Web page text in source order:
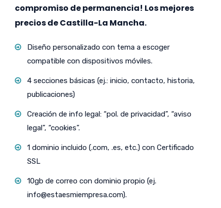
compromiso de permanencia! Los mejores
precios de Castilla-La Mancha.
Diseño personalizado con tema a escoger
compatible con dispositivos móviles.
4 secciones básicas (ej.: inicio, contacto, historia,
publicaciones)
Creación de info legal: “pol. de privacidad”, “aviso
legal”, “cookies”.
1 dominio incluido (.com, .es, etc.) con Certificado
SSL
10gb de correo con dominio propio (ej.
info@estaesmiempresa.com).